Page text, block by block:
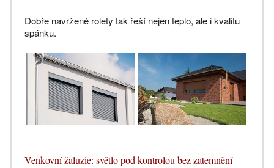
Dobře navržené rolety tak řeší nejen teplo, ale i kvalitu
spánku.
Venkovní žaluzie: světlo pod kontrolou bez zatemnění